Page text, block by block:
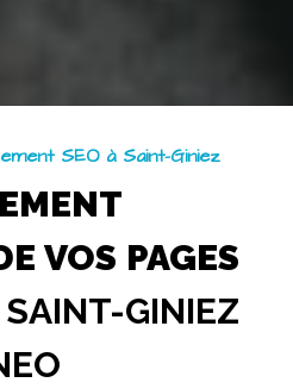
SEO à Saint-Giniez
VOS PAGES
SAINT-GINIEZ